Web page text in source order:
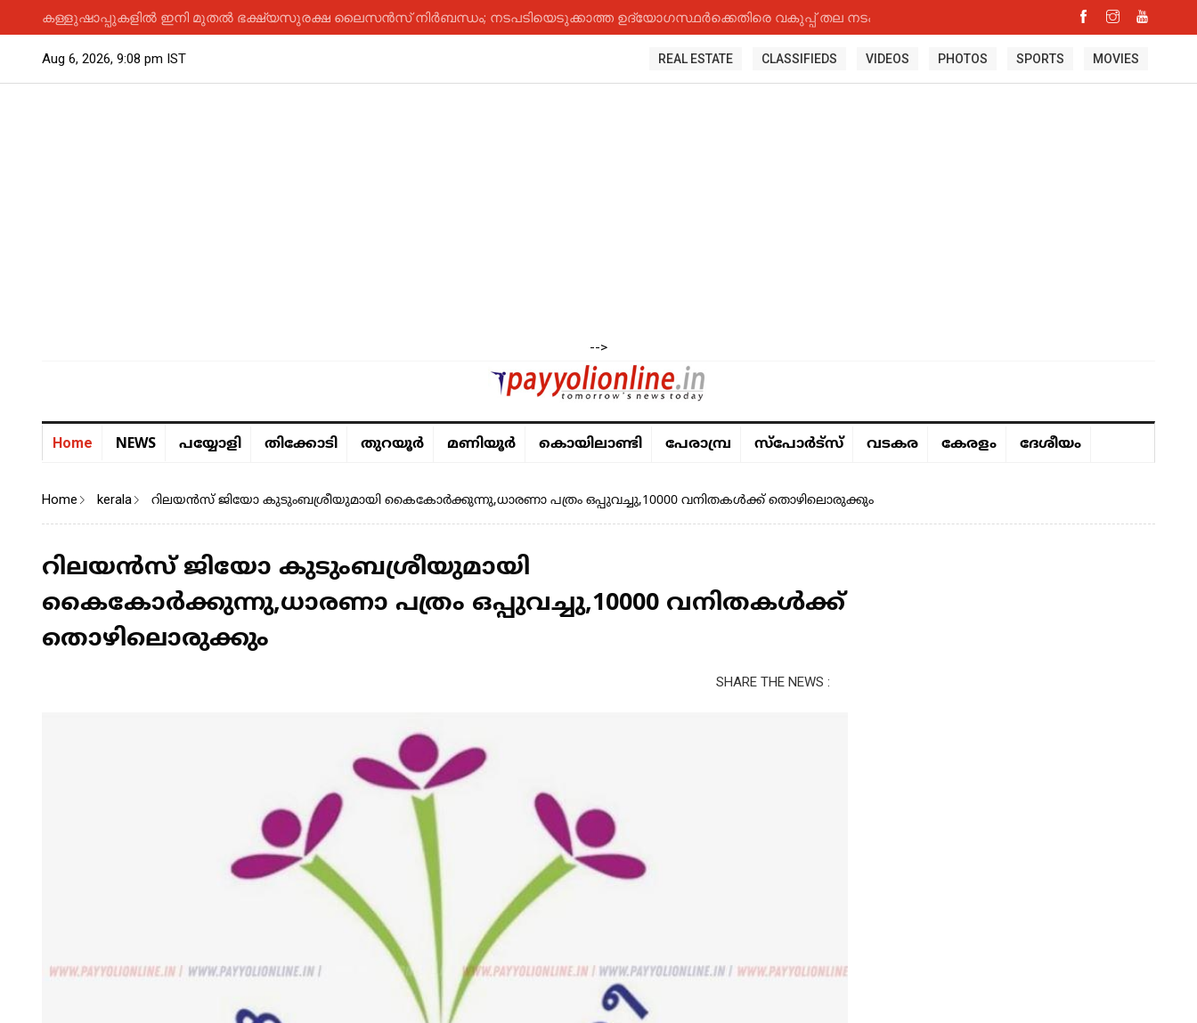
കള്ളുഷാപ്പുകളിൽ ഇനി മുതൽ ഭക്ഷ്യസുരക്ഷ ലൈസൻസ് നിർബന്ധം; നടപടിയെടുക്കാത്ത ഉദ്യോ​ഗസ്ഥർക്കെതിരെ വകുപ്പ് തല നടപടി
Aug 6, 2026, 9:08 pm IST REAL ESTATE CLASSIFIEDS VIDEOS PHOTOS SPORTS MOVIES
-->
Home NEWS പയ്യോളി തിക്കോടി തുറയൂര്‍ മണിയൂര്‍ കൊയിലാണ്ടി പേരാമ്പ്ര സ്പോർട്സ് വടകര കേരളം ദേശീയം
Home kerala റിലയൻസ് ജിയോ കുടുംബശ്രീയുമായി കൈകോർക്കുന്നു,ധാരണാ പത്രം ഒപ്പുവച്ചു,10000 വനിതകൾക്ക് തൊഴിലൊരുക്കും
റിലയൻസ് ജിയോ കുടുംബശ്രീയുമായി
കൈകോർക്കുന്നു,ധാരണാ പത്രം ഒപ്പുവച്ചു,10000 വനിതകൾക്ക്
തൊഴിലൊരുക്കും
SHARE THE NEWS :